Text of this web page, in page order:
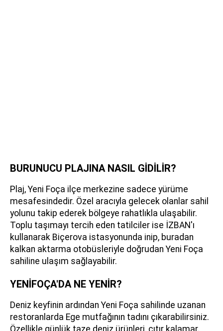
BURUNUCU PLAJINA NASIL GİDİLİR?
Plaj, Yeni Foça ilçe merkezine sadece yürüme
mesafesindedir. Özel aracıyla gelecek olanlar sahil
yolunu takip ederek bölgeye rahatlıkla ulaşabilir.
Toplu taşımayı tercih eden tatilciler ise İZBAN'ı
kullanarak Biçerova istasyonunda inip, buradan
kalkan aktarma otobüsleriyle doğrudan Yeni Foça
sahiline ulaşım sağlayabilir.
YENİFOÇA'DA NE YENİR?
Deniz keyfinin ardından Yeni Foça sahilinde uzanan
restoranlarda Ege mutfağının tadını çıkarabilirsiniz.
Özellikle günlük taze deniz ürünleri, çıtır kalamar,